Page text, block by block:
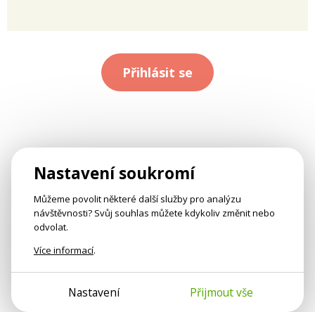
Přihlásit se
Nastavení soukromí
Můžeme povolit některé další služby pro analýzu
návštěvnosti? Svůj souhlas můžete kdykoliv změnit nebo
odvolat.
Více informací.
Nastavení Přijmout vše